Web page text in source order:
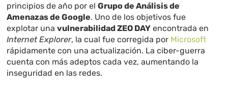
principios de año por elGrupo de Análisis de
Amenazas de Google. Uno de los objetivos fue
explotar unavulnerabilidad ZEO DAY encontrada en
Internet Explorer, la cual fue corregida por Microsoft
rápidamente con una actualización. La ciber-guerra
cuenta con más adeptos cada vez, aumentando la
inseguridad en las redes.